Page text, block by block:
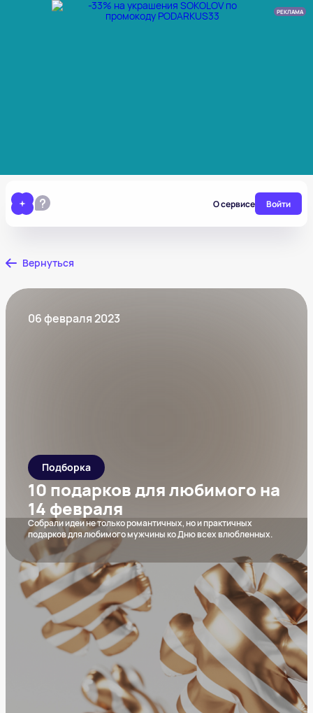
РЕКЛАМА
О сервисе Войти
Вернуться
06 февраля 2023
Подборка
10 подарков для любимого на
14 февраля
Собрали идеи не только романтичных, но и практичных
подарков для любимого мужчины ко Дню всех влюбленных.